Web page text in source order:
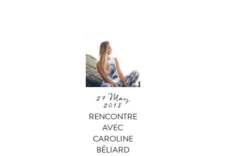
27 May
2018
RENCONTRE
AVEC
CAROLINE
BÉLIARD